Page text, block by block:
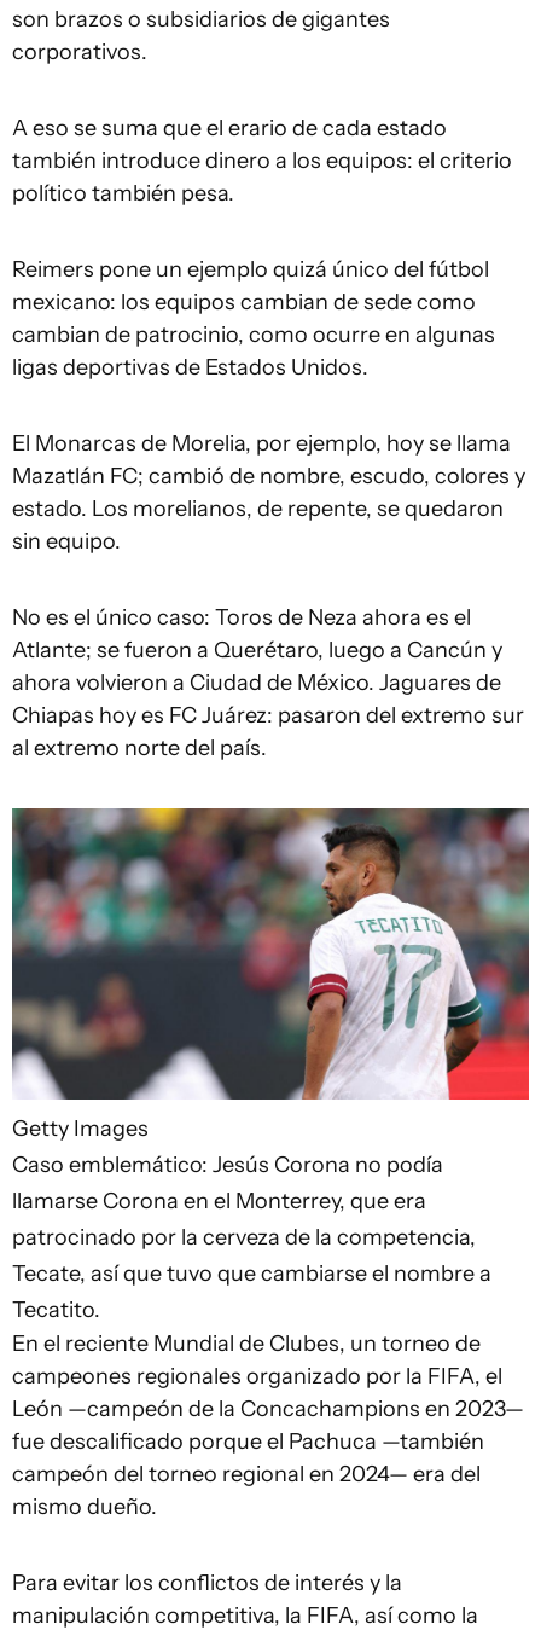
son brazos o subsidiarios de gigantes
corporativos.
A eso se suma que el erario de cada estado
también introduce dinero a los equipos: el criterio
político también pesa.
Reimers pone un ejemplo quizá único del fútbol
mexicano: los equipos cambian de sede como
cambian de patrocinio, como ocurre en algunas
ligas deportivas de Estados Unidos.
El Monarcas de Morelia, por ejemplo, hoy se llama
Mazatlán FC; cambió de nombre, escudo, colores y
estado. Los morelianos, de repente, se quedaron
sin equipo.
No es el único caso: Toros de Neza ahora es el
Atlante; se fueron a Querétaro, luego a Cancún y
ahora volvieron a Ciudad de México. Jaguares de
Chiapas hoy es FC Juárez: pasaron del extremo sur
al extremo norte del país.
Getty Images
Caso emblemático: Jesús Corona no podía
llamarse Corona en el Monterrey, que era
patrocinado por la cerveza de la competencia,
Tecate, así que tuvo que cambiarse el nombre a
Tecatito.
En el reciente Mundial de Clubes, un torneo de
campeones regionales organizado por la FIFA, el
León —campeón de la Concachampions en 2023—
fue descalificado porque el Pachuca —también
campeón del torneo regional en 2024— era del
mismo dueño.
Para evitar los conflictos de interés y la
manipulación competitiva, la FIFA, así como la